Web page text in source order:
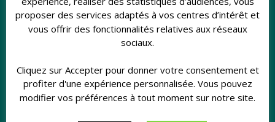
proposer des services adaptés à vos centres d’intérêt et
vous offrir des fonctionnalités relatives aux réseaux
sociaux.
Cliquez sur Accepter pour donner votre consentement et
profiter d'une expérience personnalisée. Vous pouvez
modifier vos préférences à tout moment sur notre site.